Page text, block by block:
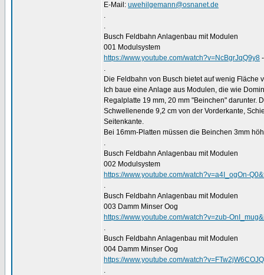
E-Mail: uwehilgemann@osnanet.de
.
.
Busch Feldbahn Anlagenbau mit Modulen
001 Modulsystem
https://www.youtube.com/watch?v=NcBgrJqQ9y8
.
Die Feldbahn von Busch bietet auf wenig Fläche
Ich baue eine Anlage aus Modulen, die wie
Regalplatte 19 mm, 20 mm "Beinchen" darunter.
Schwellenende 9,2 cm von der Vorderkante,
Seitenkante.
Bei 16mm-Platten müssen die Beinchen 3mm
.
Busch Feldbahn Anlagenbau mit Modulen
002 Modulsystem
https://www.youtube.com/watch?v=a4I_ogOn-
.
Busch Feldbahn Anlagenbau mit Modulen
003 Damm Minser Oog
https://www.youtube.com/watch?v=zub-
.
Busch Feldbahn Anlagenbau mit Modulen
004 Damm Minser Oog
https://www.youtube.com/
.